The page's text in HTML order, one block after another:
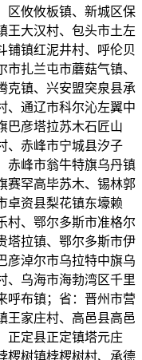
区攸攸板镇、新城区保
王大汉村、包头市土左
铺镇红泥井村、呼伦贝
扎兰屯市蘑菇气镇、
克镇、兴安盟突泉县承
、通辽市科尔沁左翼中
巴彦塔拉苏木石匠山
、赤峰市宁城县汐子
赤峰市翁牛特旗乌丹镇
赛罕高毕苏木、锡林郭
卓资县梨花镇东壕赖
村、鄂尔多斯市准格尔
塔拉镇、鄂尔多斯市伊
彦淖尔市乌拉特中旗乌
、乌海市海勃湾区千里
呼布镇；省：晋州市营
王家庄村、高邑县高邑
正定县正定镇塔元庄
椤树镇桲椤树村、承德